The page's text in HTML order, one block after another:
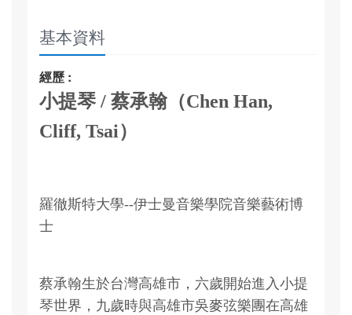
基本資料
經歷 :
小提琴 / 蔡承翰（Chen Han,
Cliff, Tsai）
羅徹斯特大學--伊士曼音樂學院音樂藝術博
士
蔡承翰生於台灣高雄市，六歲開始進入小提
琴世界，九歲時與高雄市吳麥弦樂團在高雄